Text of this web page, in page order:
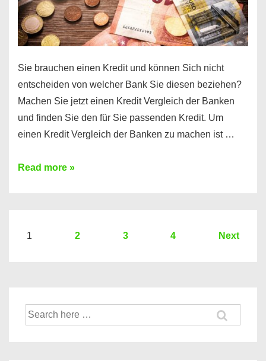
Sie brauchen einen Kredit und können Sich nicht
entscheiden von welcher Bank Sie diesen beziehen?
Machen Sie jetzt einen Kredit Vergleich der Banken
und finden Sie den für Sie passenden Kredit. Um
einen Kredit Vergleich der Banken zu machen ist …
Sie
Hier
Banken
Read more »
Seitennummerierung
1 2 3 4 Next
Suche
nach: